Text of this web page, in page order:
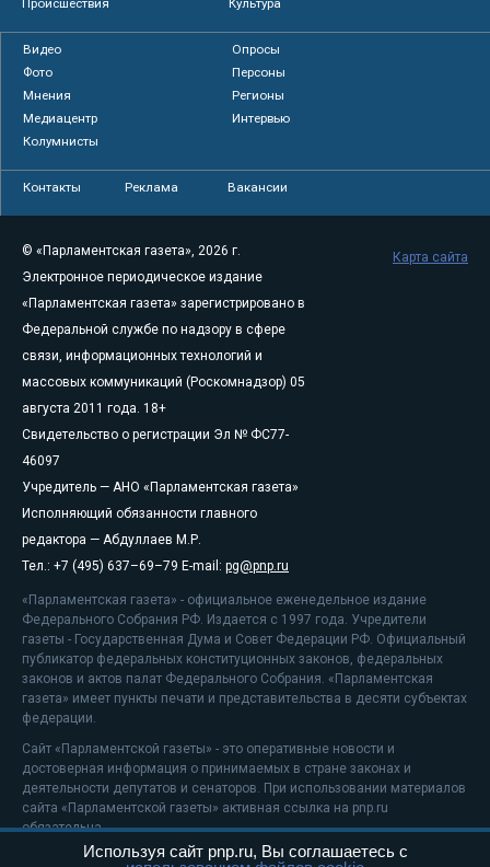
Происшествия
Культура
Видео
Опросы
Фото
Персоны
Мнения
Регионы
Медиацентр
Интервью
Колумнисты
Контакты Реклама Вакансии
© «Парламентская газета», 2026 г.
Электронное периодическое издание
«Парламентская газета» зарегистрировано в
Федеральной службе по надзору в сфере
связи, информационных технологий и
массовых коммуникаций (Роскомнадзор) 05
августа 2011 года. 18+
Свидетельство о регистрации Эл № ФС77-
46097
Учредитель — АНО «Парламентская газета»
Исполняющий обязанности главного
редактора — Абдуллаев М.Р.
Тел.: +7 (495) 637–69–79 E-mail: pg@pnp.ru
«Парламентская газета» - официальное еженедельное издание
Федерального Собрания РФ. Издается с 1997 года. Учредители
газеты - Государственная Дума и Совет Федерации РФ. Официальный
публикатор федеральных конституционных законов, федеральных
законов и актов палат Федерального Собрания. «Парламентская
газета» имеет пункты печати и представительства в десяти субъектах
федерации.
Сайт «Парламентской газеты» - это оперативные новости и
достоверная информация о принимаемых в стране законах и
деятельности депутатов и сенаторов. При использовании материалов
сайта «Парламентской газеты» активная ссылка на pnp.ru
обязательна.
На информационном ресурсе применяютсярекомендательные
Карта сайта
Используя сайт pnp.ru, Вы соглашаетесь с